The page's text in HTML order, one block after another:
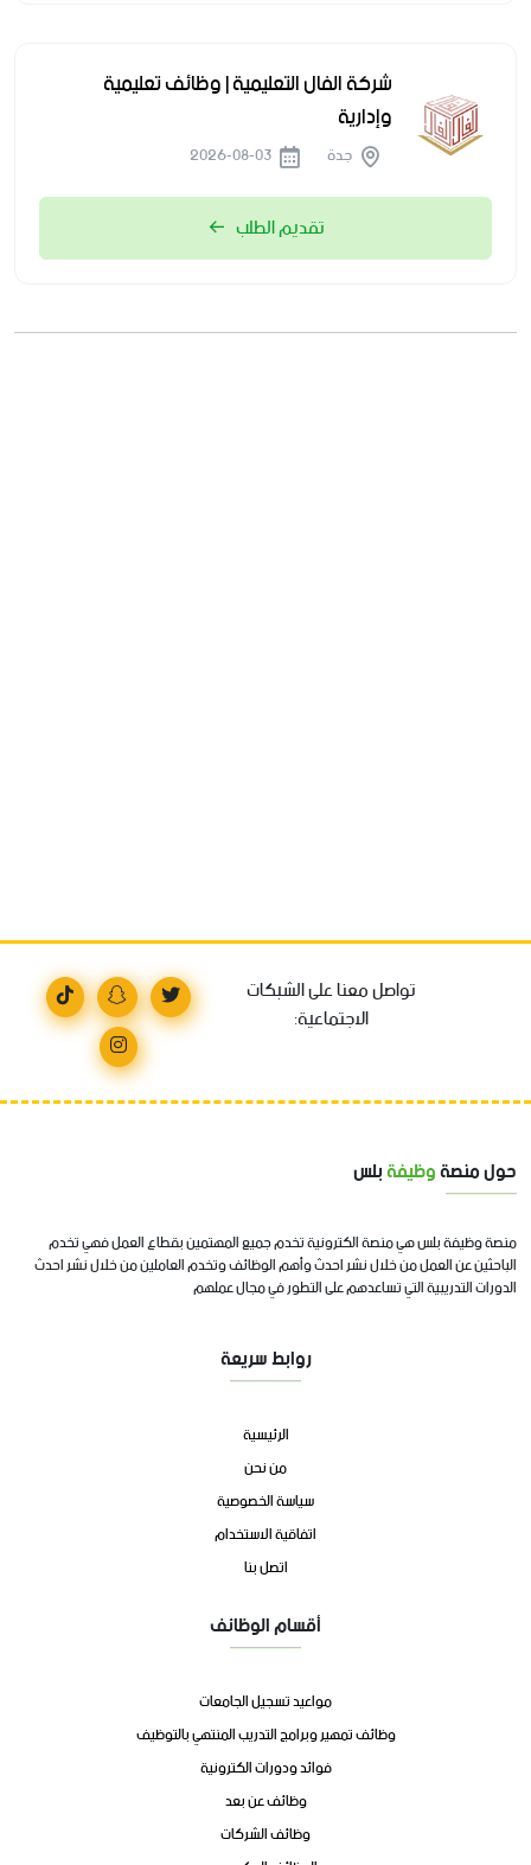
شركة الفال التعليمية | وظائف تعليمية
وإدارية
جدة
تقديم الطلب
تواصل معنا على الشبكات
الاجتماعية:
حول منصةوظيفةبلس
منصة وظيفة بلس هي منصة الكترونية تخدم جميع المهتمين بقطاع العمل فهي تخدم
الباحثين عن العمل من خلال نشر احدث وأهم الوظائف وتخدم العاملين من خلال نشر احدث
الدورات التدريبية التي تساعدهم على التطور في مجال عملهم
روابط سريعة
الرئيسية
من نحن
سياسة الخصوصية
اتفاقية الاستخدام
اتصل بنا
أقسام الوظائف
مواعيد تسجيل الجامعات
وظائف تمهير وبرامج التدريب المنتهي بالتوظيف
فوائد ودورات الكترونية
وظائف عن بعد
وظائف الشركات